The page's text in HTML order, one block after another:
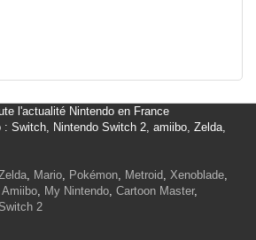
l'actualité Nintendo en France
: Switch, Nintendo Switch 2, amiibo, Zelda,
, Mario, Pokémon, Metroid, Xenoblade,
Amiibo, My Nintendo, Cartoon Master,
2